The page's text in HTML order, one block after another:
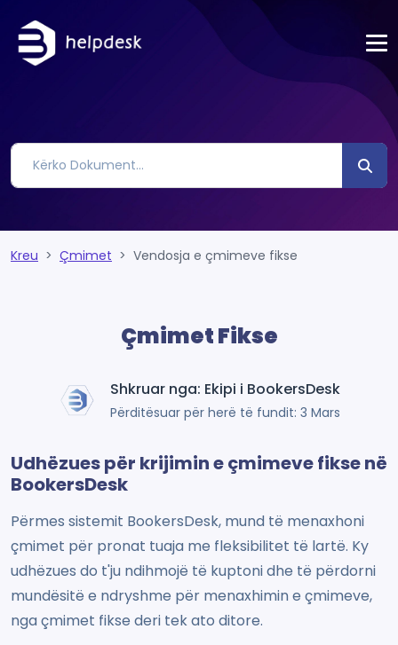
Kreu Çmimet Vendosja e çmimeve fikse
Çmimet Fikse
Shkruar nga: Ekipi i BookersDesk
Përditësuar për herë të fundit: 3 Mars
Udhëzues për krijimin e çmimeve fikse në
BookersDesk
Përmes sistemit BookersDesk, mund të menaxhoni
çmimet për pronat tuaja me fleksibilitet të lartë. Ky
udhëzues do t'ju ndihmojë të kuptoni dhe të përdorni
mundësitë e ndryshme për menaxhimin e çmimeve,
nga çmimet fikse deri tek ato ditore.